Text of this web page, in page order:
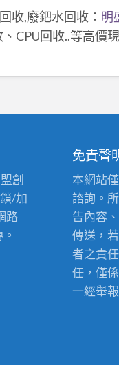
收,廢鈀水回收： 明
CPU回收..等高價
創
/加
路
免責聲
本網站
諮詢。
告內容
傳送，
者之責
任，僅
一經舉